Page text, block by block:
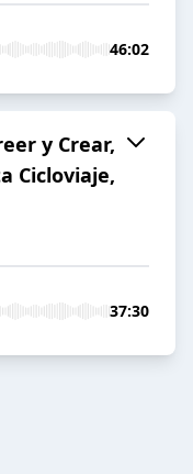
46:02
y Crear,
Cicloviaje,
37:30